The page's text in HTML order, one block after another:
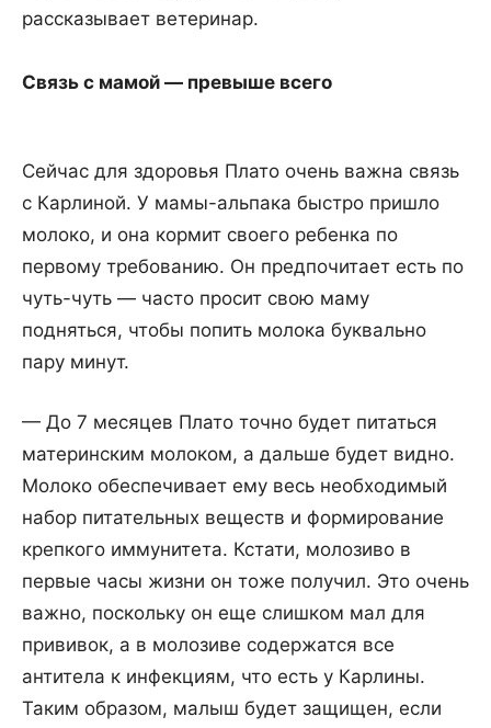
рассказывает ветеринар.
Связь с мамой — превыше всего
Сейчас для здоровья Плато очень важна связь
с Карлиной. У мамы-альпака быстро пришло
молоко, и она кормит своего ребенка по
первому требованию. Он предпочитает есть по
чуть-чуть — часто просит свою маму
подняться, чтобы попить молока буквально
пару минут.
— До 7 месяцев Плато точно будет питаться
материнским молоком, а дальше будет видно.
Молоко обеспечивает ему весь необходимый
набор питательных веществ и формирование
крепкого иммунитета. Кстати, молозиво в
первые часы жизни он тоже получил. Это очень
важно, поскольку он еще слишком мал для
прививок, а в молозиве содержатся все
антитела к инфекциям, что есть у Карлины.
Таким образом, малыш будет защищен, если